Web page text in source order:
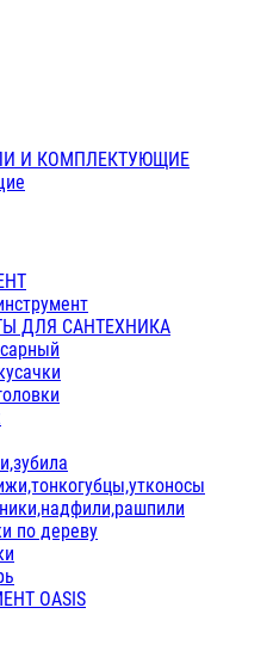
И КОМПЛЕКТУЮЩИЕ
ДЛЯ САНТЕХНИКА
по дереву
OASIS